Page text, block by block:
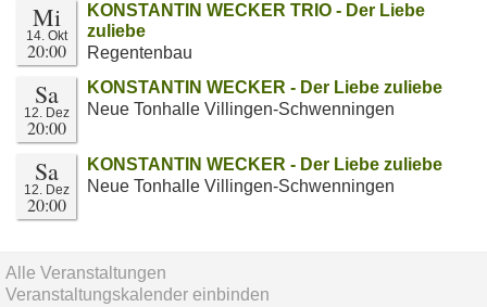
Mi
14. Okt
20:00
KONSTANTIN WECKER TRIO - Der Liebe
zuliebe
Regentenbau
Sa
12. Dez
20:00
KONSTANTIN WECKER - Der Liebe zuliebe
Neue Tonhalle Villingen-Schwenningen
Sa
12. Dez
20:00
KONSTANTIN WECKER - Der Liebe zuliebe
Neue Tonhalle Villingen-Schwenningen
Alle Veranstaltungen
Veranstaltungskalender einbinden